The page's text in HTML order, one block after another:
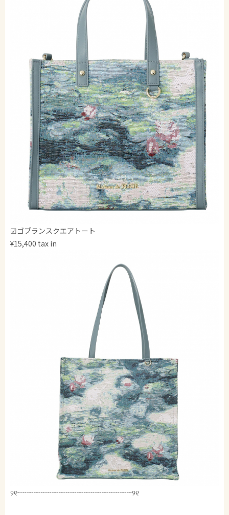
☑ゴブランスクエアトート
¥15,400 tax in
୨୧┈┈┈┈┈┈┈┈┈┈┈┈┈┈┈┈୨୧